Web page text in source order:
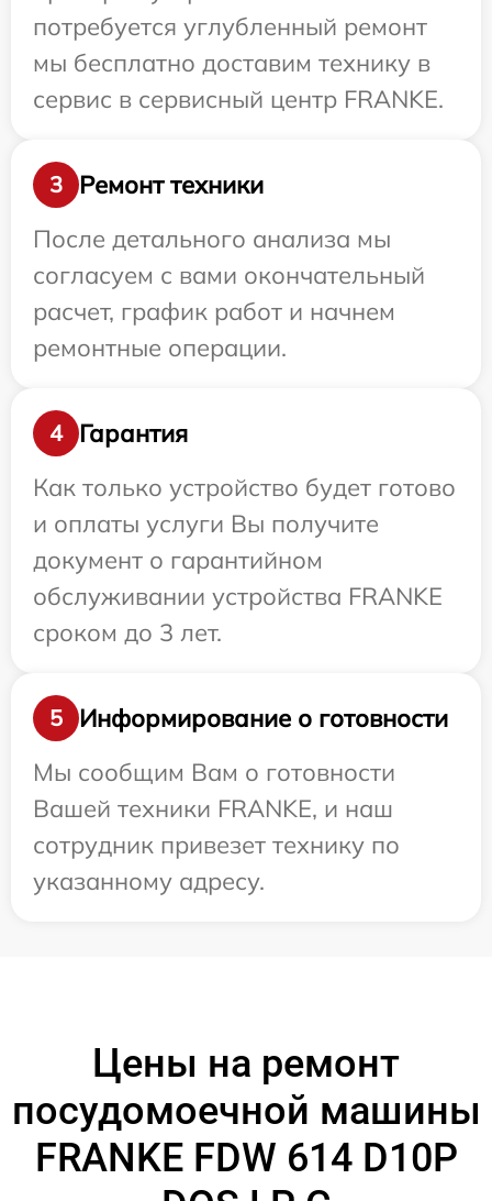
потребуется углубленный ремонт
мы бесплатно доставим технику в
сервис в сервисный центр FRANKE.
3
Ремонт техники
После детального анализа мы
согласуем с вами окончательный
расчет, график работ и начнем
ремонтные операции.
4
Гарантия
Как только устройство будет готово
и оплаты услуги Вы получите
документ о гарантийном
обслуживании устройства FRANKE
сроком до 3 лет.
5
Информирование о готовности
Мы сообщим Вам о готовности
Вашей техники FRANKE, и наш
сотрудник привезет технику по
указанному адресу.
Цены на ремонт
посудомоечной машины
FRANKE FDW 614 D10P